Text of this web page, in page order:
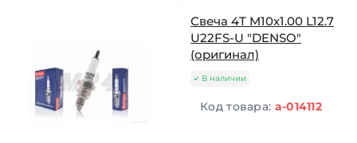
Свеча 4T M10x1.00 L12.7
U22FS-U "DENSO"
(оригинал)
В наличии
Код товара: a-014112